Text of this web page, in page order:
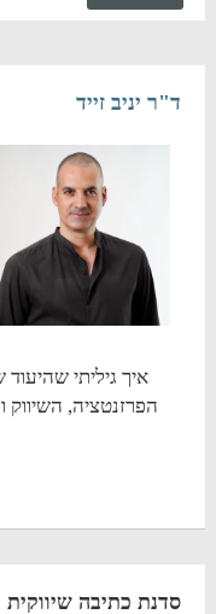
ד"ר יניב זייד
איך גיליתי
הפרזנטציה,
סדנת כתיבה שיווקית